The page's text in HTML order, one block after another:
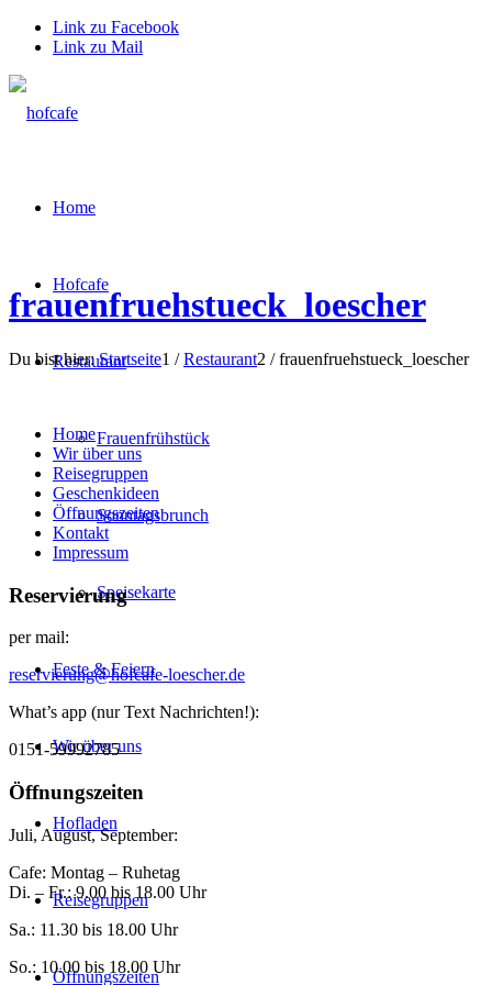
Link zu Facebook
Link zu Mail
Home
Hofcafe
Restaurant
Frauenfrühstück
Sonntagsbrunch
Speisekarte
Feste & Feiern
Wir über uns
Hofladen
Reisegruppen
Öffnungszeiten
frauenfruehstueck_loescher
Du bist hier: Startseite1 / Restaurant2 / frauenfruehstueck_loescher
Home
Wir über uns
Reisegruppen
Geschenkideen
Öffnungszeiten
Kontakt
Impressum
Reservierung
per mail:
reservierung@hofcafe-loescher.de
What’s app (nur Text Nachrichten!):
0151-59992785
Öffnungszeiten
Juli, August, September:
Cafe: Montag – Ruhetag
Di. – Fr.: 9.00 bis 18.00 Uhr
Sa.: 11.30 bis 18.00 Uhr
So.: 10.00 bis 18.00 Uhr